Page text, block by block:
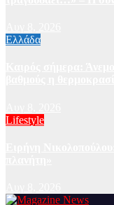
Ελλάδα
Lifestyle